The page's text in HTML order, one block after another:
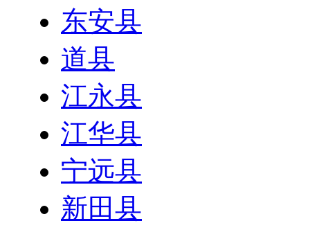
东安县
道县
江永县
江华县
宁远县
新田县